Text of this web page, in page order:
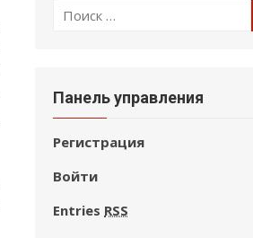
Поиск
Панель управления
Регистрация
Войти
Entries RSS